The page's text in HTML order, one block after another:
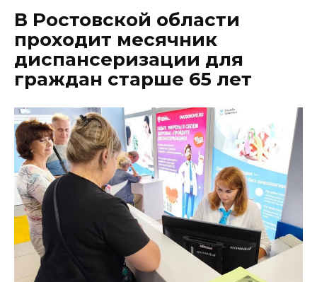
В Ростовской области
проходит месячник
диспансеризации для
граждан старше 65 лет